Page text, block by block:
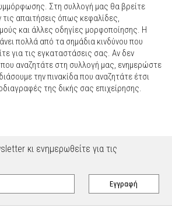
Στη συλλογή μας θα βρείτε
τις απαιτήσεις όπως κεφαλίδες,
και άλλες οδηγίες μορφοποίησης. Η
πολλά από τα σημάδια κινδύνου που
για τις εγκαταστάσεις σας. Αν δεν
που αναζητάτε στη συλλογή μας, ενημερώστε
την πινακίδα που αναζητάτε έτσι
της δικής σας επιχείρησης.
κι ενημερωθείτε για τις